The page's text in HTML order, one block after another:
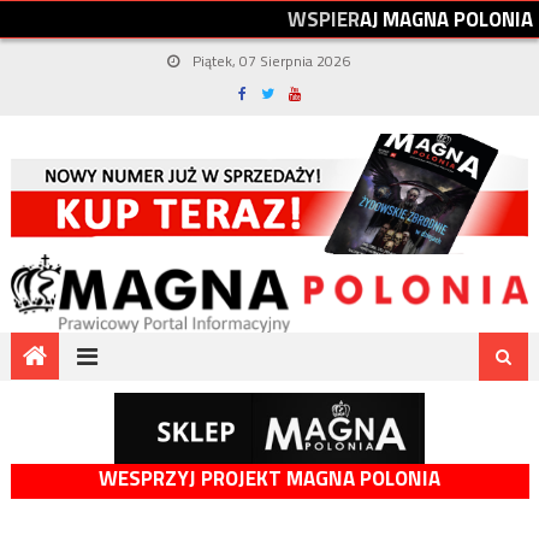
WSPIERAJMAGNAPOLONIA
Piątek, 07 Sierpnia 2026
WESPRZYJ PROJEKT MAGNA POLONIA